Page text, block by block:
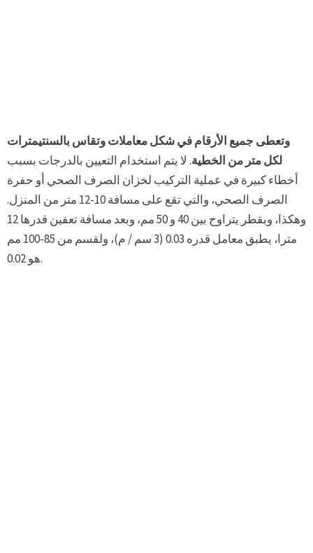
وتعطى جميع الأرقام في شكل معاملات وتقاس بالسنتيمترات
لكل متر من الخطية. لا يتم استخدام التعيين بالدرجات بسبب
أخطاء كبيرة في عملية التركيب لخزان الصرف الصحي أو حفرة
الصرف الصحي، والتي تقع على مسافة 10-12 متر من المنزل.
وهكذا، وبقطر يتراوح بين 40 و 50 مم، وبعد مسافة تعفين قدرها 12
مترا، يطبق معامل قدره 0.03 (3 سم / م)، ولقسم من 85-100 مم
هو 0.02.